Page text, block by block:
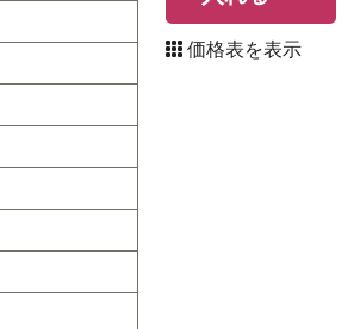
価格表を表示